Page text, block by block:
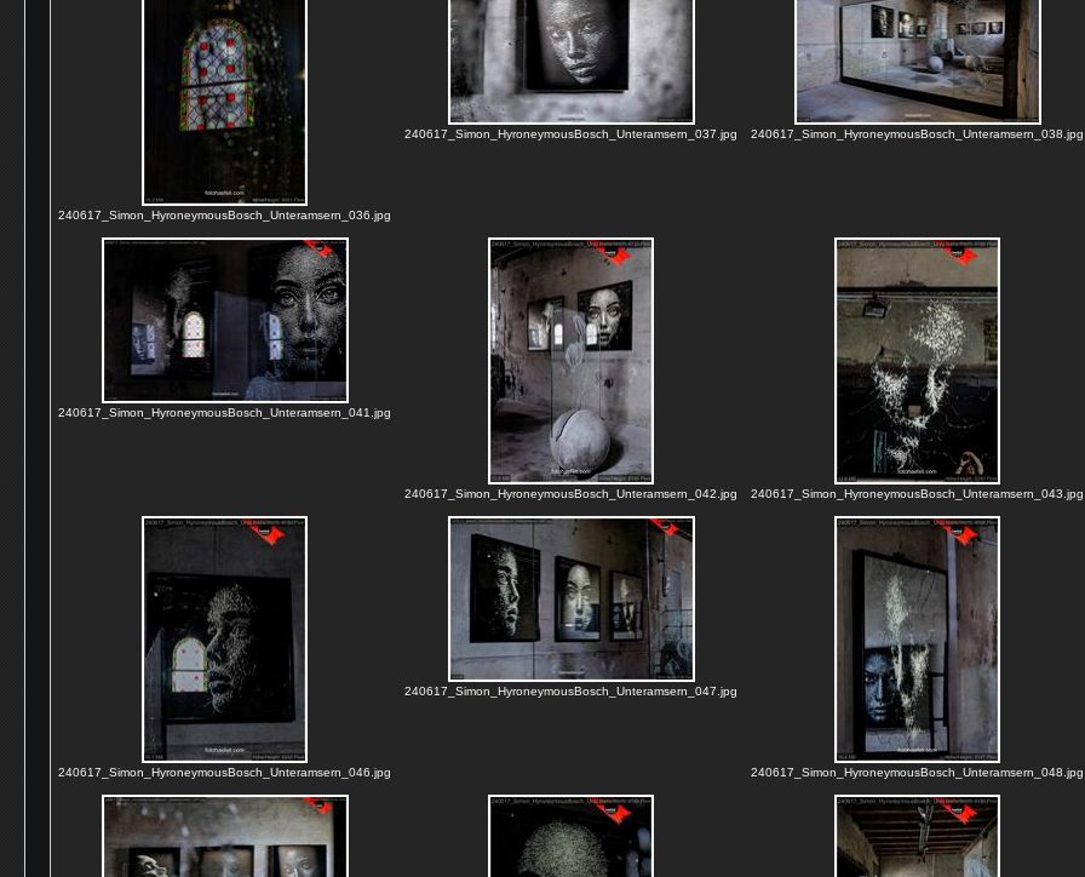
240617_Simon_HyroneymousBosch_Unteramsern_036.jpg
240617_Simon_HyroneymousBosch_Unteramsern_037.jpg 240617_Simon_HyroneymousBosch_Unteramsern_038.jpg
240617_Simon_HyroneymousBosch_Unteramsern_041.jpg
240617_Simon_HyroneymousBosch_Unteramsern_042.jpg 240617_Simon_HyroneymousBosch_Unteramsern_043.jpg
240617_Simon_HyroneymousBosch_Unteramsern_046.jpg
240617_Simon_HyroneymousBosch_Unteramsern_047.jpg
240617_Simon_HyroneymousBosch_Unteramsern_048.jpg